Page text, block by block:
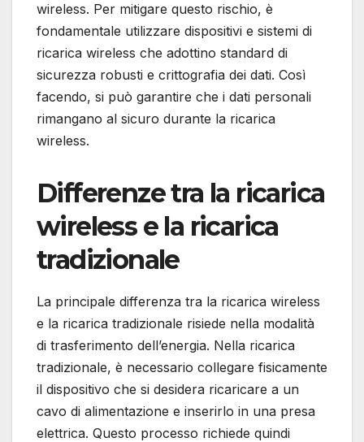
wireless. Per mitigare questo rischio, è
fondamentale utilizzare dispositivi e sistemi di
ricarica wireless che adottino standard di
sicurezza robusti e crittografia dei dati. Così
facendo, si può garantire che i dati personali
rimangano al sicuro durante la ricarica
wireless.
Differenze tra la ricarica
wireless e la ricarica
tradizionale
La principale differenza tra la ricarica wireless
e la ricarica tradizionale risiede nella modalità
di trasferimento dell’energia. Nella ricarica
tradizionale, è necessario collegare fisicamente
il dispositivo che si desidera ricaricare a un
cavo di alimentazione e inserirlo in una presa
elettrica. Questo processo richiede quindi